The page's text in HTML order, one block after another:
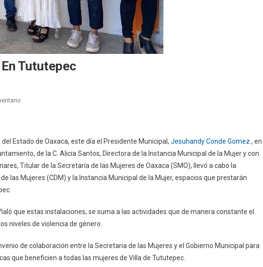
Tututepec
IMM
En
Tututepec
Estado de Oaxaca, este día el Presidente Municipal, Jesuhandy Conde Gomez , en
de la C. Alicia Santos, Directora de la Instancia Municipal de la Mujer y con
Titular de la Secretaría de las Mujeres de Oaxaca (SMO), llevó a cabo la
las Mujeres (CDM) y la Instancia Municipal de la Mujer, espacios que prestarán
que estas instalaciones, se suma a las actividades que de manera constante el
niveles de violencia de género.
de colaboración entre la Secretaria de las Mujeres y el Gobierno Municipal para
que beneficien a todas las mujeres de Villa de Tututepec.